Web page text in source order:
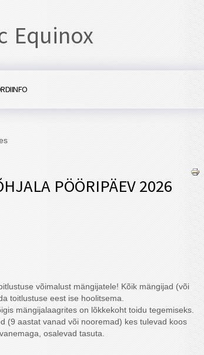
Equinox
PÖÖRIPÄEV 2026
võimalust mängijatele! Kõik mängijad (või
toitlustuse eest ise hoolitsema.
mängijalaagrites on lõkkekoht toidu tegemiseks.
(9 aastat vanad või nooremad) kes tulevad koos
osalevad tasuta.